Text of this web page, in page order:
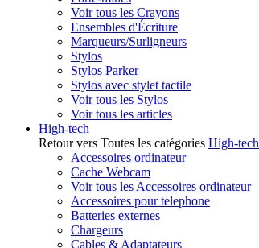
Voir tous les Crayons
Ensembles d'Écriture
Marqueurs/Surligneurs
Stylos
Stylos Parker
Stylos avec stylet tactile
Voir tous les Stylos
Voir tous les articles
High-tech
Retour vers Toutes les catégories High-tech
Accessoires ordinateur
Cache Webcam
Voir tous les Accessoires ordinateur
Accessoires pour telephone
Batteries externes
Chargeurs
Cables & Adaptateurs